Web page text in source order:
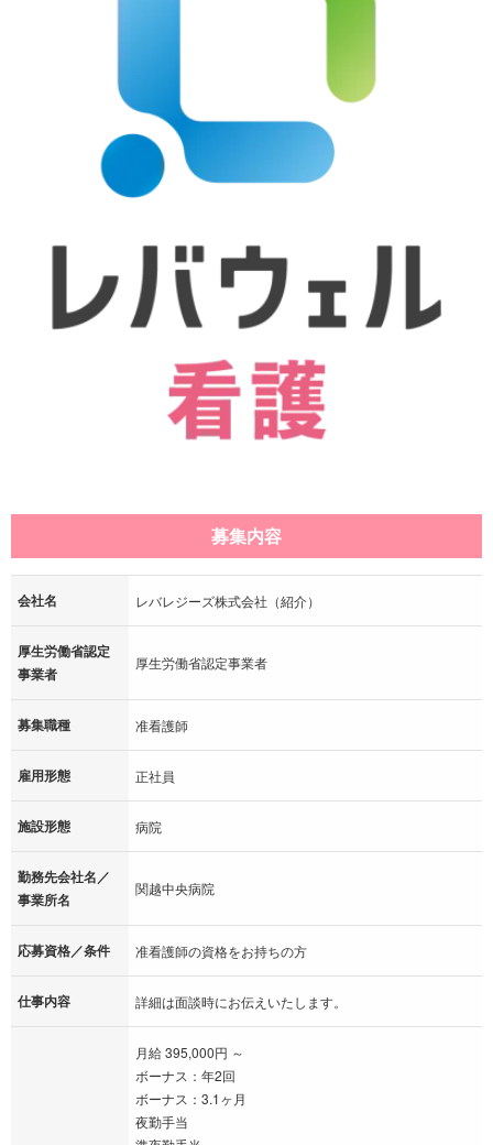
募集内容
会社名 レバレジーズ株式会社（紹介）
厚生労働省認定
事業者
厚生労働省認定事業者
募集職種 准看護師
雇用形態 正社員
施設形態 病院
勤務先会社名／
事業所名
関越中央病院
応募資格／条件 准看護師の資格をお持ちの方
仕事内容 詳細は面談時にお伝えいたします。
月給 395,000円 ～
ボーナス：年2回
ボーナス：3.1ヶ月
夜勤手当